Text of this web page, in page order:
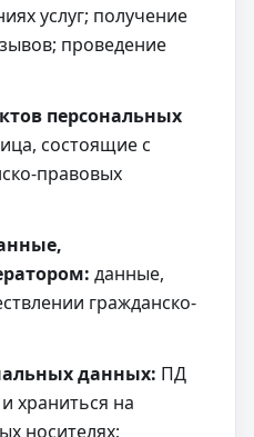
услуг; получение
проведение
персональных
состоящие с
правовых
данные,
гражданско-
данных: ПД
храниться на
носителях;